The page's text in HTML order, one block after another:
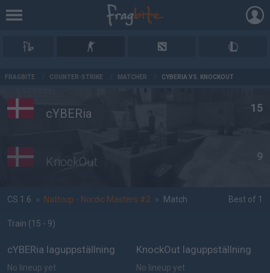
FRAGBITE COUNTER-STRIKE MATCHER CYBERIA VS. KNOCKOUT
cYBERia 15
KnockOut 9
CS 1.6 » Nattcup - Nordic Masters #2 » Match Best of 1
Train (15 - 9)
cYBERia laguppställning
No lineup yet
KnockOut laguppställning
No lineup yet